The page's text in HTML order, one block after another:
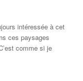
intéressée à cet
ces paysages
comme si je